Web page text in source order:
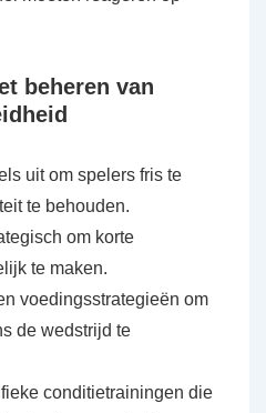
beheren van
uit om spelers fris te
te behouden.
om korte
te maken.
voedingsstrategieën om
de wedstrijd te
conditietrainingen die